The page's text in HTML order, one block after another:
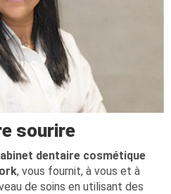
sourire
dentaire cosmétique
, vous fournit, à vous et à
de soins en utilisant des